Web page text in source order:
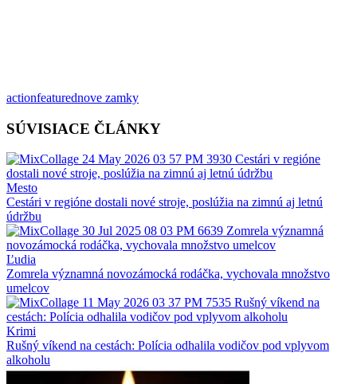
actionfeaturednove zamky
SÚVISIACE ČLÁNKY
Mesto
Cestári v regióne dostali nové stroje, poslúžia na zimnú aj letnú
údržbu
Ľudia
Zomrela významná novozámocká rodáčka, vychovala množstvo
umelcov
Krimi
Rušný víkend na cestách: Polícia odhalila vodičov pod vplyvom
alkoholu